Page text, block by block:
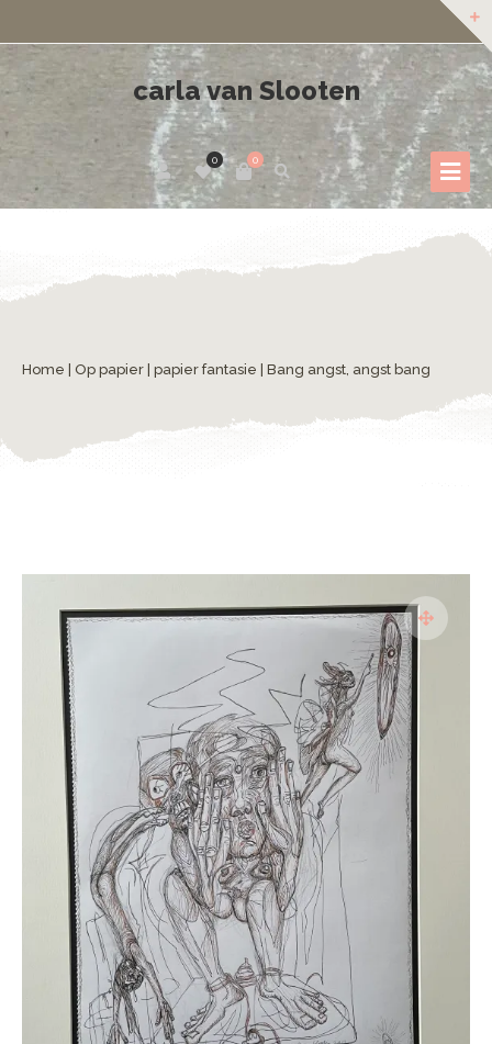
carla van Slooten
0
0
Home Op papier papier fantasie | Bang angst, angst bang